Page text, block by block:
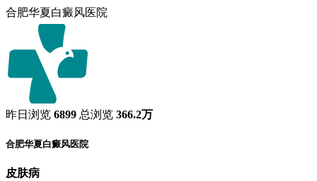
合肥华夏白癜风医院
昨日浏览 6899 总浏览 366.2万
合肥华夏白癜风医院
皮肤病